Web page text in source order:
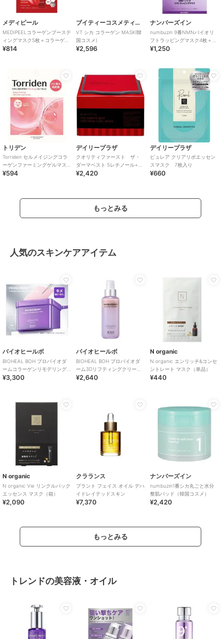
メディピール
MEDIPEELコラーゲンブーステ
ィングマスク5枚＋コラーゲン
ラッピングマスク4mL(韓国コ
¥814
ブイティーコスメティクス
VT シカ コラーゲン MASK(韓
国コスメ)
¥2,596
ナンバーズイン
numbuzin 9番NMNバイオリ
フトラッピングマスク4枚＋小
顔リフトバンド(韓国コスメ)
¥1,250
トリデン
Torriden セルメイジングコラ
ーゲンファーミングゲルマス
ク(韓国コスメ)
¥594
デイリープラザ
クオリティファースト ザ・
ダーマベスト 5レチノール+コ
ラーゲン 20枚入り
¥2,420
デイリープラザ
ピュレア クリアリポエッセン
スマスク 7枚入り
¥660
もっとみる
人気のスキンケアアイテム
バイオヒールボ
BIOHEAL BOH プロバイオダ
ームコラーゲンリモデリング
セラムパッド(韓国コスメ)
¥3,300
バイオヒールボ
BIOHEAL BOH プロバイオダ
ーム3Dリフティングクリーム
ミスト(韓国コスメ)
¥2,640
N organic
N organic エンリッチ&コンセ
ントレート マスク（単品）
¥440
N organic
N organic Vie リンクルパック
エッセンス マスク（箱）
¥2,090
クラランス
プラント フェイス オイル デハ
イドレイテッドスキン
¥7,370
ナンバーズイン
numbuzin1番シカ丸ごと水分
整肌パッド（韓国コスメ）
¥2,420
もっとみる
トレンドの美容液・オイル